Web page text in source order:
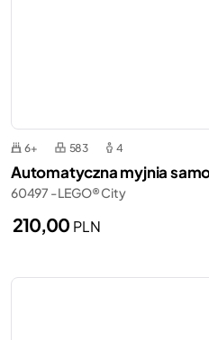
6+ 583 4
Automatyczna myjnia
60497 - LEGO® City
210,00 PLN